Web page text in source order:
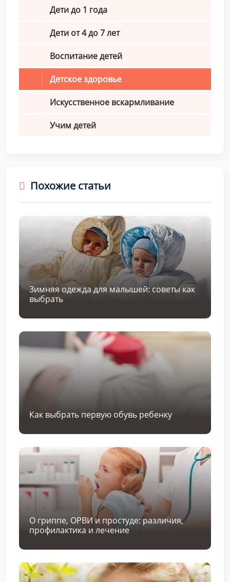
Дети до 1 года
Дети от 4 до 7 лет
Воспитание детей
Детское здоровье
Искусственное вскармливание
Учим детей
Похожие статьи
Зимняя одежда для малышей: советы как
выбрать
Как выбрать первую обувь ребенку
О гриппе, ОРВИ и простуде: различия,
профилактика и лечение